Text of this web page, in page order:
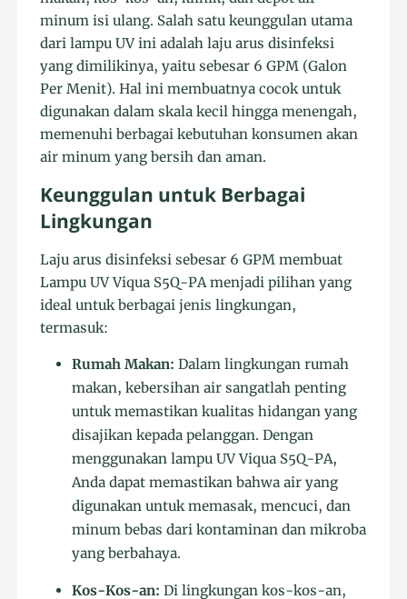
minum isi ulang. Salah satu keunggulan utama
dari lampu UV ini adalah laju arus disinfeksi
yang dimilikinya, yaitu sebesar 6 GPM (Galon
Per Menit). Hal ini membuatnya cocok untuk
digunakan dalam skala kecil hingga menengah,
memenuhi berbagai kebutuhan konsumen akan
air minum yang bersih dan aman.
Keunggulan untuk Berbagai
Lingkungan
Laju arus disinfeksi sebesar 6 GPM membuat
Lampu UV Viqua S5Q-PA menjadi pilihan yang
ideal untuk berbagai jenis lingkungan,
termasuk:
Rumah Makan: Dalam lingkungan rumah
makan, kebersihan air sangatlah penting
untuk memastikan kualitas hidangan yang
disajikan kepada pelanggan. Dengan
menggunakan lampu UV Viqua S5Q-PA,
Anda dapat memastikan bahwa air yang
digunakan untuk memasak, mencuci, dan
minum bebas dari kontaminan dan mikroba
yang berbahaya.
Kos-Kos-an: Di lingkungan kos-kos-an,